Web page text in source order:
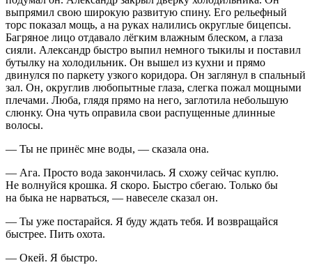
выпрямил свою широкую развитую спину. Его рельефный
торс показал мощь, а на руках налились округлые бицепсы.
Багряное лицо отдавало лёгким влажным блеском, а глаза
сияли. Александр быстро выпил немного тыкилы и поставил
бутылку на холодильник. Он вышел из кухни и прямо
двинулся по паркету узкого коридора. Он заглянул в спальный
зал. Он, округлив любопытные глаза, слегка пожал мощными
плечами. Люба, глядя прямо на него, заглотила небольшую
слюнку. Она чуть оправила свои распущенные длинные
волосы.
— Ты не принёс мне воды, — сказала она.
— Ага. Просто вода закончилась. Я схожу сейчас куплю.
Не волнуйся крошка. Я скоро. Быстро сбегаю. Только бы
на быка не нарваться, — навеселе сказал он.
— Ты уже постарайся. Я буду ждать тебя. И возвращайся
быстрее. Пить охота.
— Окей. Я быстро.